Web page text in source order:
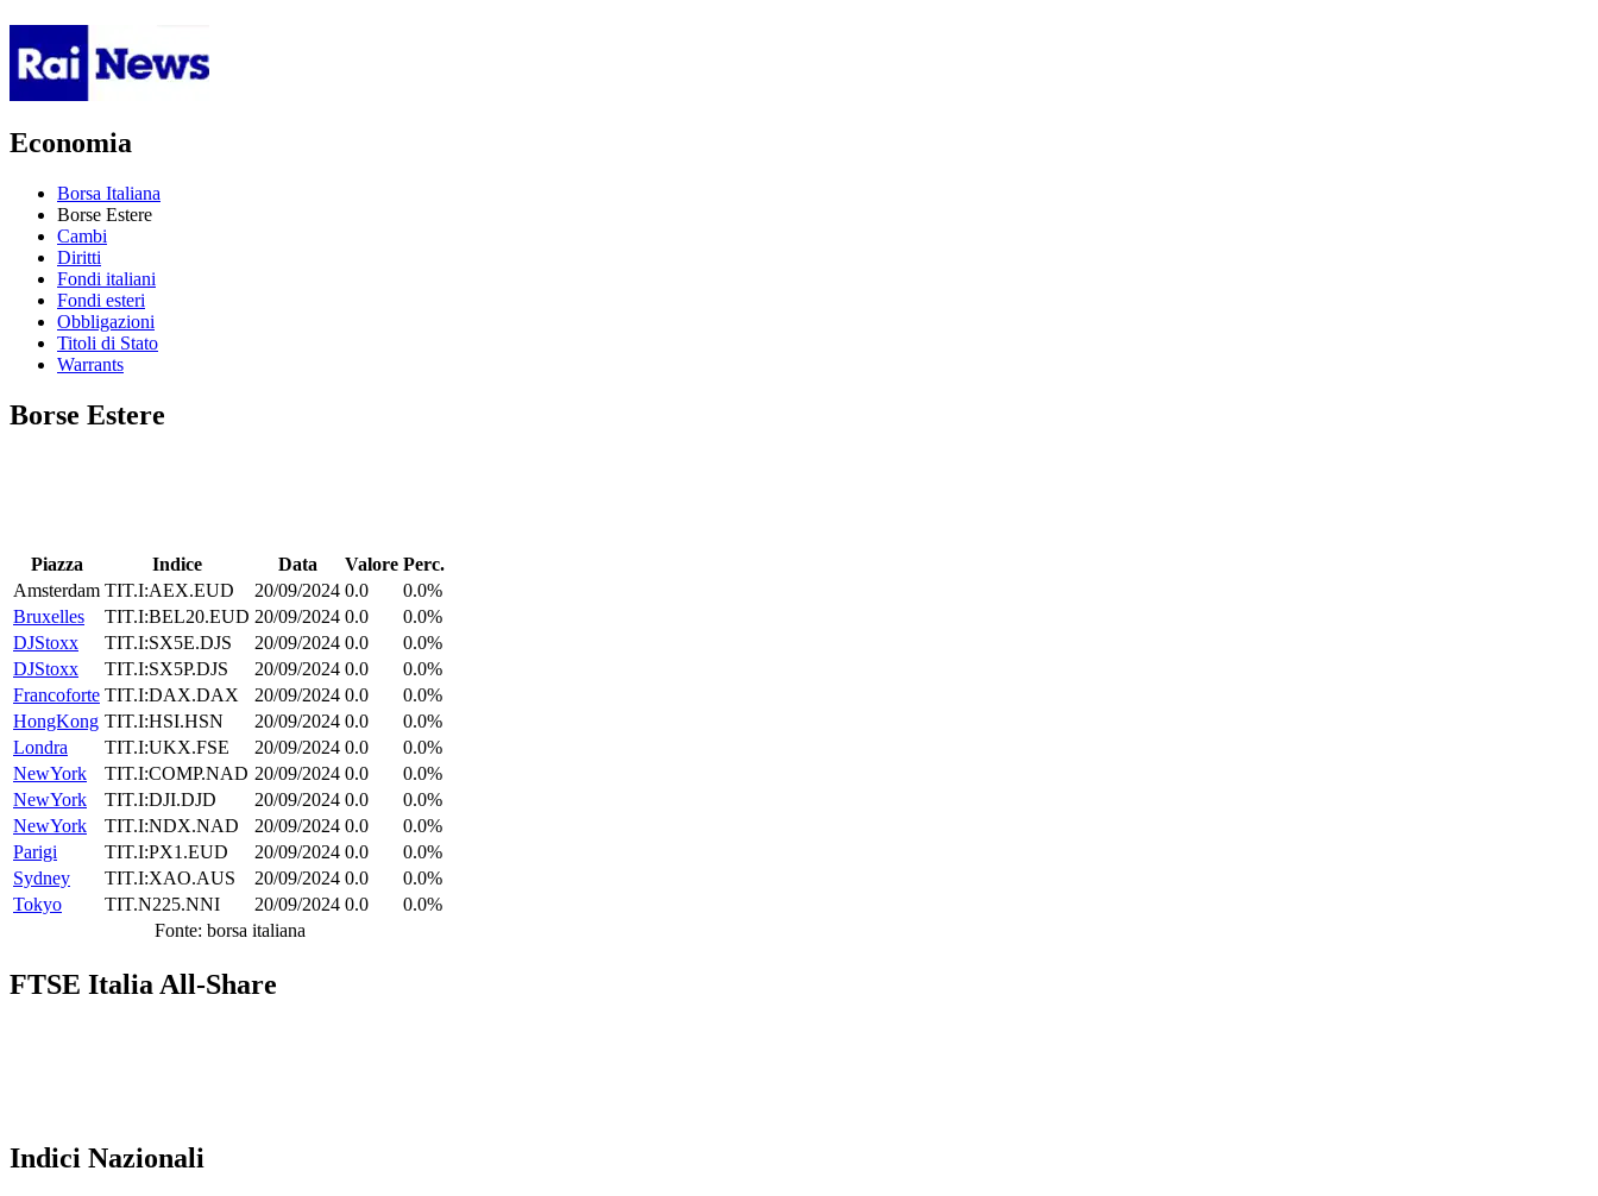
Economia
Borsa Italiana
Borse Estere
Cambi
Diritti
Fondi italiani
Fondi esteri
Obbligazioni
Titoli di Stato
Warrants
Borse Estere
Piazza Indice Data Valore Perc.
Amsterdam TIT.I:AEX.EUD 20/09/2024 0.0
0.0%
Bruxelles
TIT.I:BEL20.EUD 20/09/2024 0.0
0.0%
DJStoxx
TIT.I:SX5E.DJS 20/09/2024 0.0
0.0%
DJStoxx
TIT.I:SX5P.DJS 20/09/2024 0.0
0.0%
Francoforte TIT.I:DAX.DAX 20/09/2024 0.0
0.0%
HongKong TIT.I:HSI.HSN 20/09/2024 0.0
0.0%
Londra
TIT.I:UKX.FSE 20/09/2024 0.0
0.0%
NewYork
TIT.I:COMP.NAD 20/09/2024 0.0
0.0%
NewYork
TIT.I:DJI.DJD 20/09/2024 0.0
0.0%
NewYork
TIT.I:NDX.NAD 20/09/2024 0.0
0.0%
Parigi
TIT.I:PX1.EUD 20/09/2024 0.0
0.0%
Sydney
TIT.I:XAO.AUS 20/09/2024 0.0
0.0%
Tokyo
TIT.N225.NNI 20/09/2024 0.0
0.0%
Fonte: borsa italiana
FTSE Italia All-Share
Indici Nazionali